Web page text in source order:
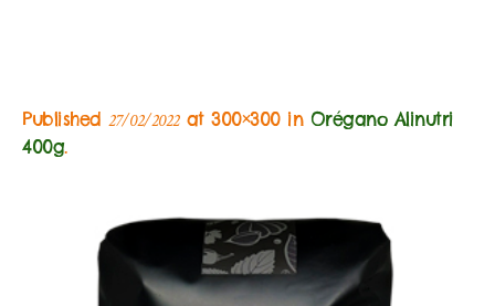
Published 27/02/2022at 300×300 in Orégano Alinutri
400g.